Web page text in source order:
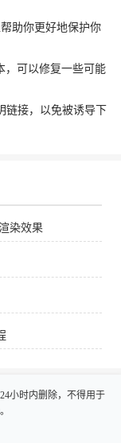
助你更好地保护你
，可以修复一些可能
链接，以免被诱导下
染效果
小时内删除，不得用于